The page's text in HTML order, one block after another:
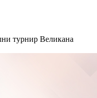
турнир Великана